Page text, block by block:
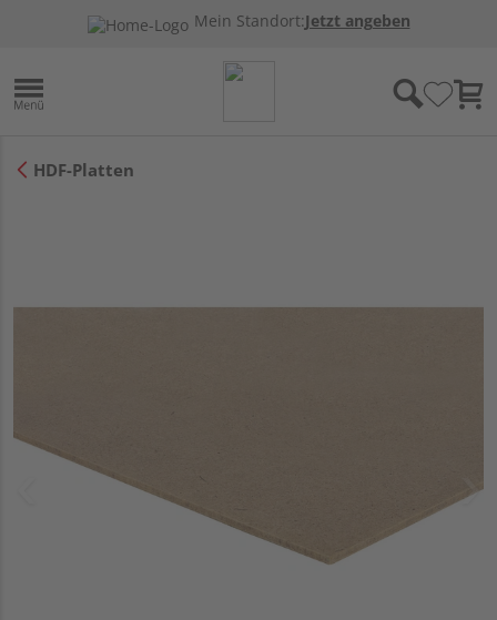
Mein Standort:Jetzt angeben
HDF-Platten